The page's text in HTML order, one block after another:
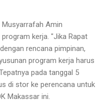
Musyarrafah Amin
kerja. "Jika Rapat
rencana pimpinan,
program kerja harus
pada tanggal 5
di stor ke perencana untuk
Makassar ini.